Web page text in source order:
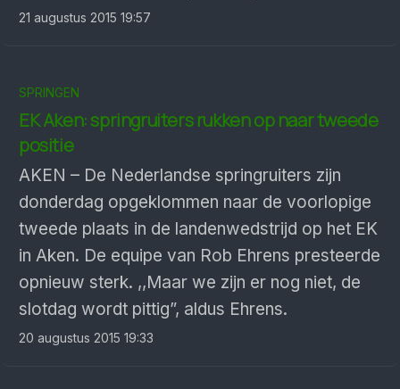
21 augustus 2015 19:57
SPRINGEN
EK Aken: springruiters rukken op naar tweede
positie
AKEN – De Nederlandse springruiters zijn
donderdag opgeklommen naar de voorlopige
tweede plaats in de landenwedstrijd op het EK
in Aken. De equipe van Rob Ehrens presteerde
opnieuw sterk. ,,Maar we zijn er nog niet, de
slotdag wordt pittig”, aldus Ehrens.
20 augustus 2015 19:33